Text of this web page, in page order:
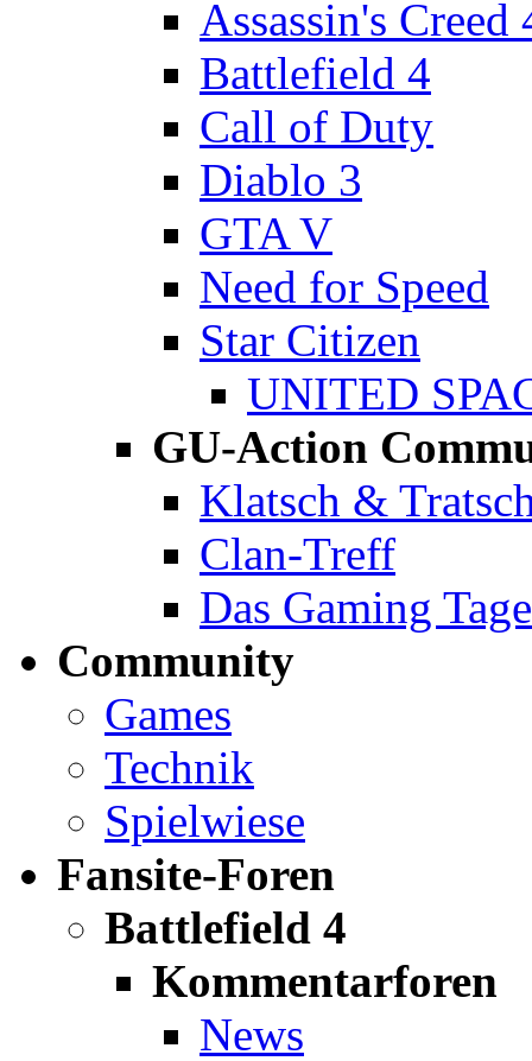
Assassin's Creed
Battlefield 4
Call of Duty
Diablo 3
GTA V
Need for Speed
Star Citizen
UNITED
GU-Action
Klatsch &
Clan-Treff
Das Gaming
Community
Games
Technik
Spielwiese
Fansite-Foren
Battlefield 4
Kommentarforen
News